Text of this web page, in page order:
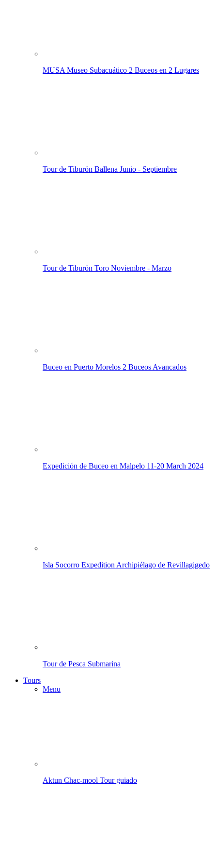
MUSA Museo Subacuático 2 Buceos en 2 Lugares
Tour de Tiburón Ballena Junio - Septiembre
Tour de Tiburón Toro Noviembre - Marzo
Buceo en Puerto Morelos 2 Buceos Avancados
Expedición de Buceo en Malpelo 11-20 March 2024
Isla Socorro Expedition Archipiélago de Revillagigedo
Tour de Pesca Submarina
Tours
Menu
Aktun Chac-mool Tour guiado